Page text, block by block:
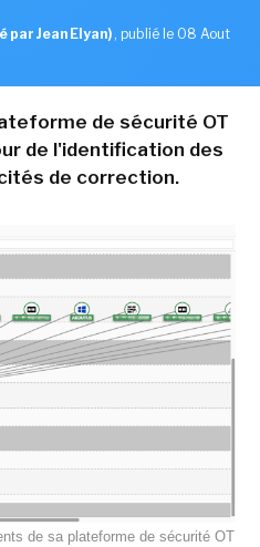
par Jean Elyan) , publié le 08 Aout
de sécurité OT
de l'identification des
de correction.
de sa plateforme de sécurité OT